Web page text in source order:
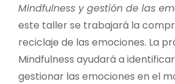
Mindfulness y gestión de las
este taller se trabajará la
reciclaje de las emociones. La
Mindfulness ayudará a
gestionar las emociones en el